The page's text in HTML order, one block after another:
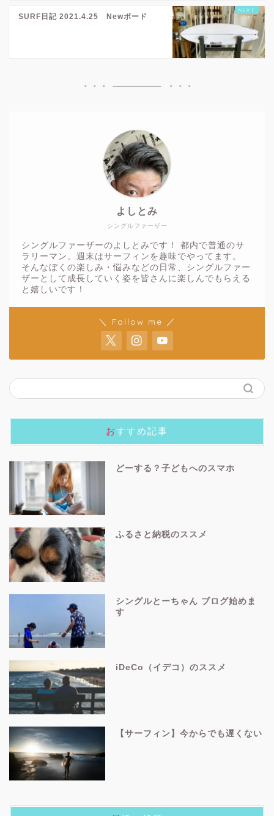
SURF日記 2021.4.25 Newボード
シングルファーザー
よしとみ
シングルファーザーのよしとみです！ 都内で普通のサ
ラリーマン。週末はサーフィンを趣味でやってます。
そんなぼくの楽しみ・悩みなどの日常、シングルファー
ザーとして成長していく姿を皆さんに楽しんでもらえる
と嬉しいです！
＼ Follow me ／
おすすめ記事
どーする？子どもへのスマホ
ふるさと納税のススメ
シングルとーちゃん ブログ始めま
す
iDeCo（イデコ）のススメ
【サーフィン】今からでも遅くない